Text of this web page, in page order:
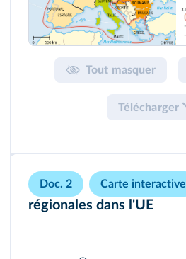
Tout masquer
Télécharger
Doc. 2 Carte interactive
régionales dans l'UE